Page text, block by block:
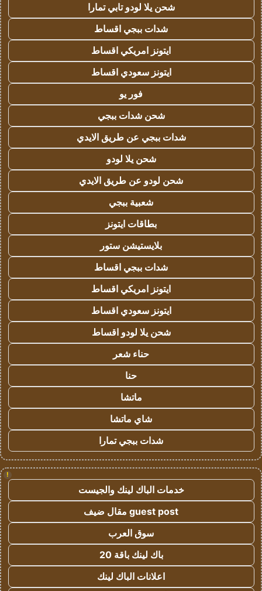
شحن يلا لودو تابي تمارا
شدات ببجي اقساط
ايتونز امريكي اقساط
ايتونز سعودي اقساط
فور يو
شحن شدات ببجي
شدات ببجي عن طريق الايدي
شحن يلا لودو
شحن لودو عن طريق الايدي
شعبية ببجي
بطاقات ايتونز
بلايستيشن ستور
شدات ببجي اقساط
ايتونز امريكي اقساط
ايتونز سعودي اقساط
شحن يلا لودو اقساط
حناء شعر
حنا
ماتشا
شاي ماتشا
شدات ببجي تمارا
!
خدمات الباك لينك والجيست
guest post مقال ضيف
سوق العرب
باك لينك باقة 20
اعلانات الباك لينك